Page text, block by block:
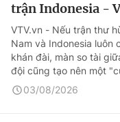
trận Indonesia -
VTV.vn - Nếu trận thư
Nam và Indonesia luôn
khán đài, màn so tài
đội cũng tạo nên một
03/08/2026